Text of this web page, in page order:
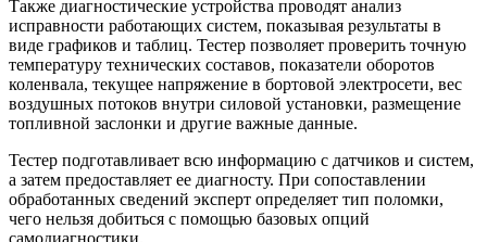
Также диагностические устройства проводят анализ
исправности работающих систем, показывая результаты в
виде графиков и таблиц. Тестер позволяет проверить точную
температуру технических составов, показатели оборотов
коленвала, текущее напряжение в бортовой электросети, вес
воздушных потоков внутри силовой установки, размещение
топливной заслонки и другие важные данные.
Тестер подготавливает всю информацию с датчиков и систем,
а затем предоставляет ее диагносту. При сопоставлении
обработанных сведений эксперт определяет тип поломки,
чего нельзя добиться с помощью базовых опций